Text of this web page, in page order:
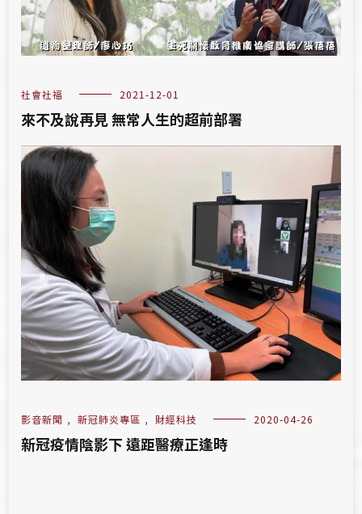
社會社福 2021-12-01
來不及說再見 無常人生的超前部署
影音新聞 , 新冠肺炎專區 , 財經科技 2020-04-26
新冠疫情陰影下 遠距醫療正逢時